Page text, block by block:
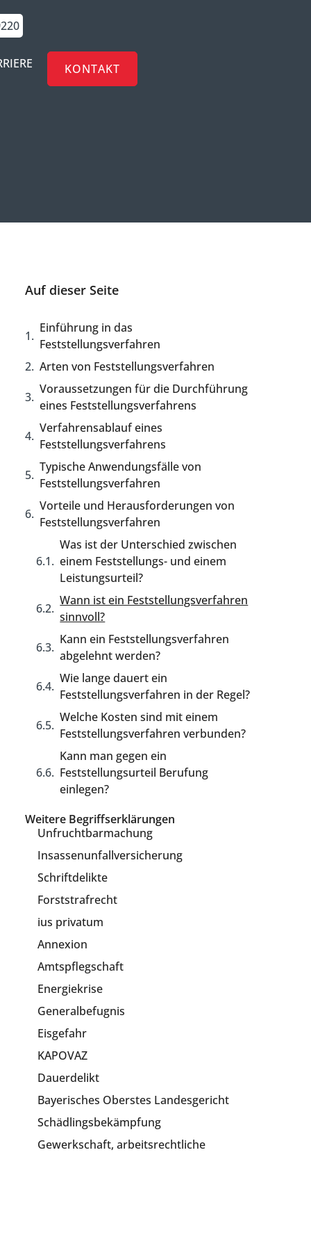
KONTAKT
Auf dieser Seite
Einführung in das
Feststellungsverfahren
Arten von Feststellungsverfahren
Voraussetzungen für die Durchführung
eines Feststellungsverfahrens
Verfahrensablauf eines
Feststellungsverfahrens
Typische Anwendungsfälle von
Feststellungsverfahren
Vorteile und Herausforderungen von
Feststellungsverfahren
Was ist der Unterschied zwischen
einem Feststellungs- und einem
Leistungsurteil?
Wann ist ein Feststellungsverfahren
sinnvoll?
Kann ein Feststellungsverfahren
abgelehnt werden?
Wie lange dauert ein
Feststellungsverfahren in der Regel?
Welche Kosten sind mit einem
Feststellungsverfahren verbunden?
Kann man gegen ein
Feststellungsurteil Berufung
einlegen?
Weitere Begriffserklärungen
Unfruchtbarmachung
Insassenunfallversicherung
Schriftdelikte
Forststrafrecht
ius privatum
Annexion
Amtspflegschaft
Energiekrise
Generalbefugnis
Eisgefahr
KAPOVAZ
Dauerdelikt
Bayerisches Oberstes Landesgericht
Schädlingsbekämpfung
Gewerkschaft, arbeitsrechtliche